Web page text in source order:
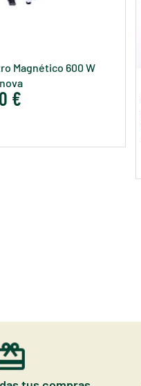
Magnético 600 W
€